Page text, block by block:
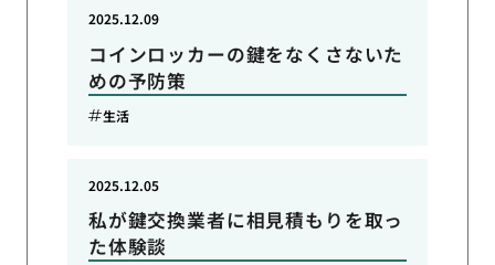
コインロッカーの鍵をなくさないた
めの予防策
2025.12.09
生活
私が鍵交換業者に相見積もりを取っ
た体験談
2025.12.05